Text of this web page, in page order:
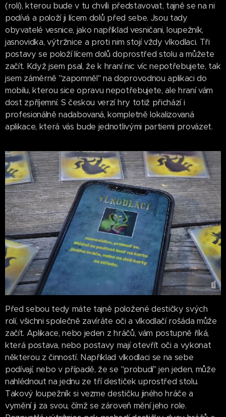
(rolí), kterou bude v tu chvíli představovat, tajně se na ni
podívá a položí ji lícem dolů před sebe. Jsou tady
obyvatelé vesnice, jako například vesničani, loupežník,
jasnovidka, výtržnice a proti nim stojí vždy vlkodlaci. Tři
postavy se položí lícem dolů doprostřed stolu a můžete
začít. Když jsem psal, že k hraní nic víc nepotřebujete, tak
jsem záměrně "zapomněl" na doprovodnou aplikaci do
mobilu, kterou sice opravu nepotřebujete, ale hraní vám
dost zpříjemní. S českou verzí hry totiž přichází i
profesionálně nadabovaná, kompletně lokalizovaná
aplikace, která vás bude jednotlivými partiemi provázet.
Před sebou tedy máte tajně položené destičky svých
rolí, všichni společně zavíráte oči a vlkodlačí rošáda může
začít. Aplikace, nebo jeden z hráčů, vám postupně říká,
která postava, nebo postavy mají otevřít oči a vykonat
některou z činností. Například vlkodlaci se na sebe
podívají, nebo v případě, že se "probudí" jen jeden, může
nahlédnout na jednu ze tří destiček uprostřed stolu.
Takový loupežník si vezme destičku jiného hráče a
vymění ji za svou, čímž se zároveň mění jeho role.